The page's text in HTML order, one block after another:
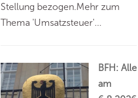
Stellung bezogen.Mehr zum
Thema 'Umsatzsteuer'...
BFH: Alle
am